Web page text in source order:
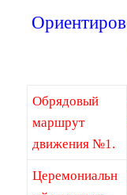
Обрядовый
маршрут
движения №1.
Церемониальн